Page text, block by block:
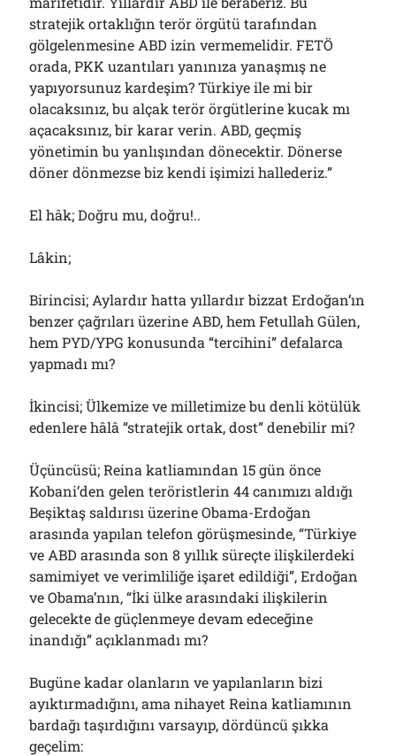
stratejik ortaklığın terör örgütü tarafından
gölgelenmesine ABD izin vermemelidir. FETÖ
orada, PKK uzantıları yanınıza yanaşmış ne
yapıyorsunuz kardeşim? Türkiye ile mi bir
olacaksınız, bu alçak terör örgütlerine kucak mı
açacaksınız, bir karar verin. ABD, geçmiş
yönetimin bu yanlışından dönecektir. Dönerse
döner dönmezse biz kendi işimizi hallederiz.”
El hâk; Doğru mu, doğru!..
Lâkin;
Birincisi; Aylardır hatta yıllardır bizzat Erdoğan’ın
benzer çağrıları üzerine ABD, hem Fetullah Gülen,
hem PYD/YPG konusunda “tercihini” defalarca
yapmadı mı?
İkincisi; Ülkemize ve milletimize bu denli kötülük
edenlere hâlâ “stratejik ortak, dost” denebilir mi?
Üçüncüsü; Reina katliamından 15 gün önce
Kobani’den gelen teröristlerin 44 canımızı aldığı
Beşiktaş saldırısı üzerine Obama-Erdoğan
arasında yapılan telefon görüşmesinde, “Türkiye
ve ABD arasında son 8 yıllık süreçte ilişkilerdeki
samimiyet ve verimliliğe işaret edildiği”, Erdoğan
ve Obama’nın, “İki ülke arasındaki ilişkilerin
gelecekte de güçlenmeye devam edeceğine
inandığı” açıklanmadı mı?
Bugüne kadar olanların ve yapılanların bizi
ayıktırmadığını, ama nihayet Reina katliamının
bardağı taşırdığını varsayıp, dördüncü şıkka
geçelim: